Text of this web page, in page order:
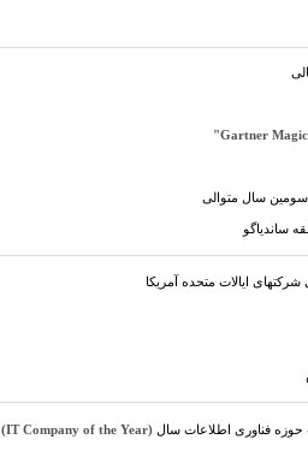
سومین سال متوالی
ساندیاگو
ایالات متحده آمریکا
حوزه فناوری اطلاعات سال(IT Company of the Year)